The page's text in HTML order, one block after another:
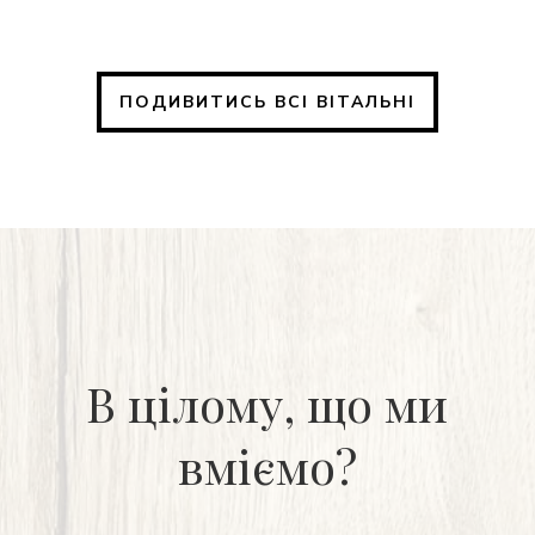
ПОДИВИТИСЬ ВСІ ВІТАЛЬНІ
В цілому, що ми
вміємо?